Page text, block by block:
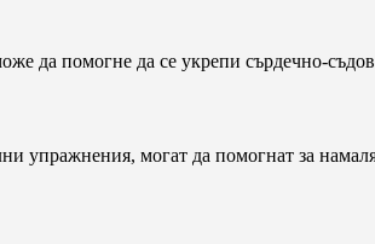
да помогне да се укрепи сърдечно-
упражнения, могат да помогнат за